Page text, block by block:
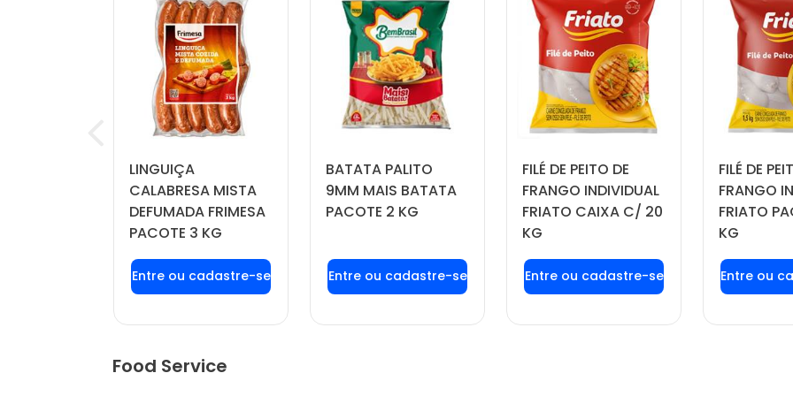
LINGUIÇA
CALABRESA MISTA
DEFUMADA FRIMESA
PACOTE 3 KG
Faça seu login ou
cadastre-se
para ver preços e
BATATA PALITO
9MM MAIS BATATA
PACOTE 2 KG
Faça seu login ou
cadastre-se
para ver preços e
FILÉ DE PEITO DE
FRANGO INDIVIDUAL
FRIATO CAIXA C/ 20
KG
Faça seu login ou
cadastre-se
para ver preços e
FILÉ DE
FRANGO
FRIATO
KG
para ver
Food Service